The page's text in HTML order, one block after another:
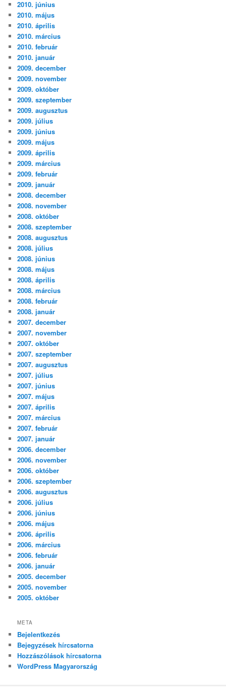
2010. június
2010. május
2010. április
2010. március
2010. február
2010. január
2009. december
2009. november
2009. október
2009. szeptember
2009. augusztus
2009. július
2009. június
2009. május
2009. április
2009. március
2009. február
2009. január
2008. december
2008. november
2008. október
2008. szeptember
2008. augusztus
2008. július
2008. június
2008. május
2008. április
2008. március
2008. február
2008. január
2007. december
2007. november
2007. október
2007. szeptember
2007. augusztus
2007. július
2007. június
2007. május
2007. április
2007. március
2007. február
2007. január
2006. december
2006. november
2006. október
2006. szeptember
2006. augusztus
2006. július
2006. június
2006. május
2006. április
2006. március
2006. február
2006. január
2005. december
2005. november
2005. október
META
Bejelentkezés
Bejegyzések hírcsatorna
Hozzászólások hírcsatorna
WordPress Magyarország